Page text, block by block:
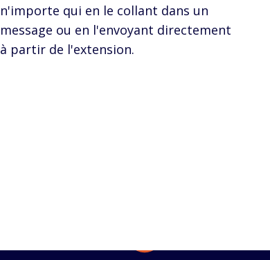
n'importe qui en le collant dans un
message ou en l'envoyant directement
à partir de l'extension.